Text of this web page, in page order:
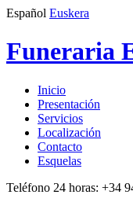
Español Euskera
Funeraria
Inicio
Presentación
Servicios
Localización
Contacto
Esquelas
Teléfono 24 horas: +34